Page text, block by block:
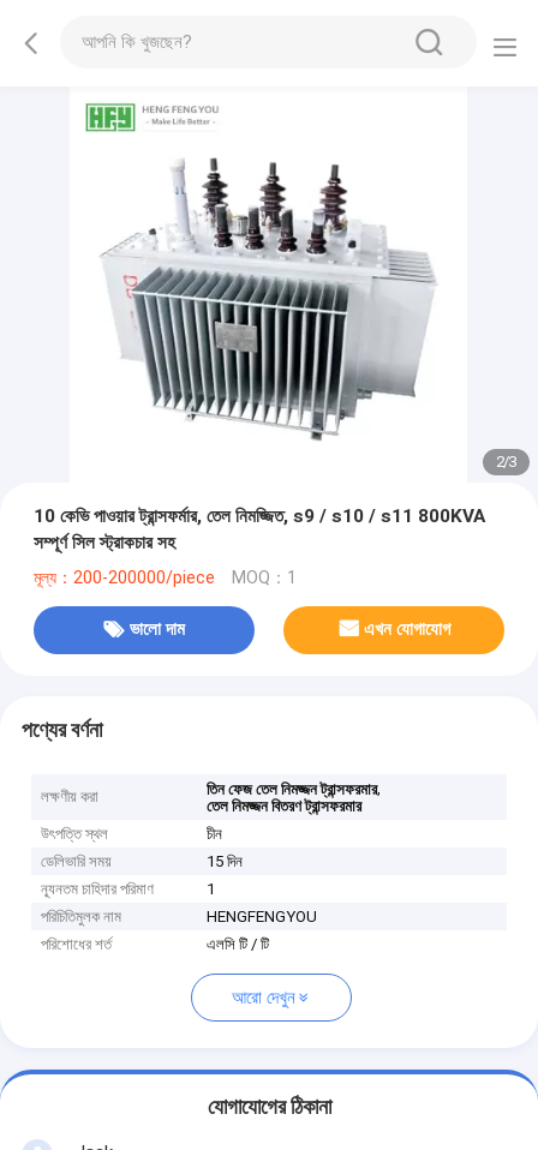
2/3
10 কেভি পাওয়ার ট্রান্সফর্মার, তেল নিমজ্জিত, s9 / s10 / s11 800KVA
সম্পূর্ণ সিল স্ট্রাকচার সহ
মূল্য：200-200000/piece MOQ：1
ভালো দাম এখন যোগাযোগ
পণ্যের বর্ণনা
লক্ষণীয় করা তিন ফেজ তেল নিমজ্জন ট্রান্সফরমার,
তেল নিমজ্জন বিতরণ ট্রান্সফরমার
উৎপত্তি স্থল
চীন
ডেলিভারি সময়
15 দিন
ন্যূনতম চাহিদার পরিমাণ
1
পরিচিতিমুলক নাম
HENGFENGYOU
পরিশোধের শর্ত
এলসি টি / টি
আরো দেখুন
যোগাযোগের ঠিকানা